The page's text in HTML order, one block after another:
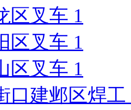
区叉车 1
区叉车 1
区叉车 1
口建邺区焊工